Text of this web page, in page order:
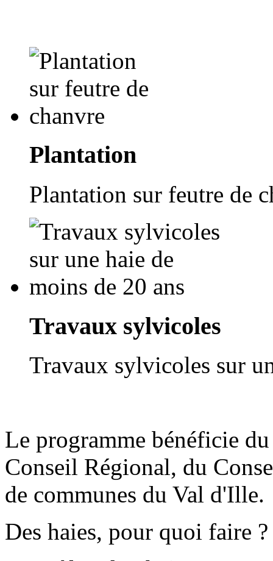
Plantation
Plantation sur feutre de
Travaux sylvicoles
Travaux sylvicoles sur
Le programme bénéficie
Conseil Régional, du
de communes du Val d'Ille.
Des haies, pour quoi faire ?